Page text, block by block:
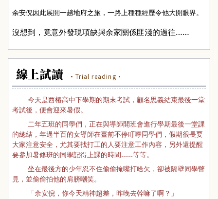
余安倪因此展開一趟地府之旅，一路上種種經歷令他大開眼界。
沒想到，竟意外發現項缺與余家關係匪淺的過往……
線上試讀 ·Trial reading·
今天是西樁高中下學期的期末考試，顧名思義結束最後一堂
考試後，便會迎來暑假。
二年五班的同學們，正在與導師開班會進行學期最後一堂課
的總結，年過半百的女導師在臺前不停叮嚀同學們，假期很長要
大家注意安全，尤其要找打工的人要注意工作內容，另外還提醒
要參加暑修班的同學記得上課的時間……等等。
坐在最後方的少年忍不住偷偷掩嘴打哈欠，卻被隔壁同學瞥
見，並偷偷拍他的肩膀嘲笑。
「余安倪，你今天精神超差，昨晚去幹嘛了啊？」